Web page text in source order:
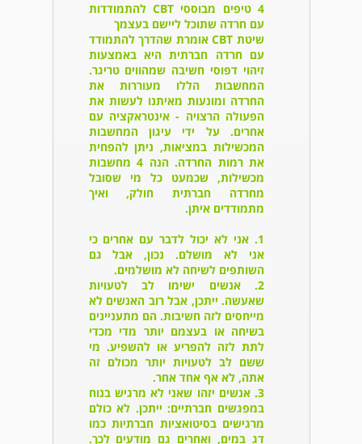
4 טיפים מבוססי CBT להתמודדות
עם חרדה שתוכל ליישם בעצמך
שיטת CBT אומרת שהדרך להתמודד
עם חרדה חברתית היא באמצעות
זיהוי דפוסי חשיבה שמהווים טריגר.
המחשבות הללו מעוררות את
החרדה ומונעות מאיתנו לעשות את
הפעולה הרצויה - אינטראקציה עם
אחרים. על ידי עיגון המחשבות
המכשילות במציאות, ניתן להפחית
את רמות החרדה. הנה 4 מחשבות
מכשילות, שכמעט כל מי שסובל
מחרדה חברתית חולק, ואיך
מתמודדים איתן.
1. אני לא יכול לדבר עם אחרים כי
אני לא מושלם.נכון, אבל גם
השותפים לשיחה לא מושלמים.
2. אנשים ישימו לב לטעויות
שאעשה.ייתכן, אבל רוב האנשים לא
מייחסים לזה חשיבות. הם מתעניינים
בשיחה או בעצמם יותר מדי מכדי
לתת לזה להפריע או להשפיע. מי
ששם לב לטעויות יותר מכולם זה
אתה, לא אף אחד אחר.
3. אנשים יזהו שאני לא מרגיש בנוח
במפגשים חברתיים:ייתכן. לא כולם
מרגישים בסיטואציות חברתיות כמו
דג במים, ואחרים גם מודעים לכך.